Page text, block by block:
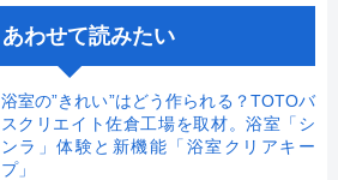
あわせて読みたい
浴室の”きれい”はどう作られる？TOTOバ
スクリエイト佐倉工場を取材。浴室「シ
ンラ」体験と新機能「浴室クリアキー
プ」